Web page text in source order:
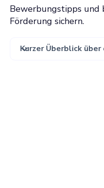
Bewerbungstipps und
Förderung sichern.
Kurzer Überblick